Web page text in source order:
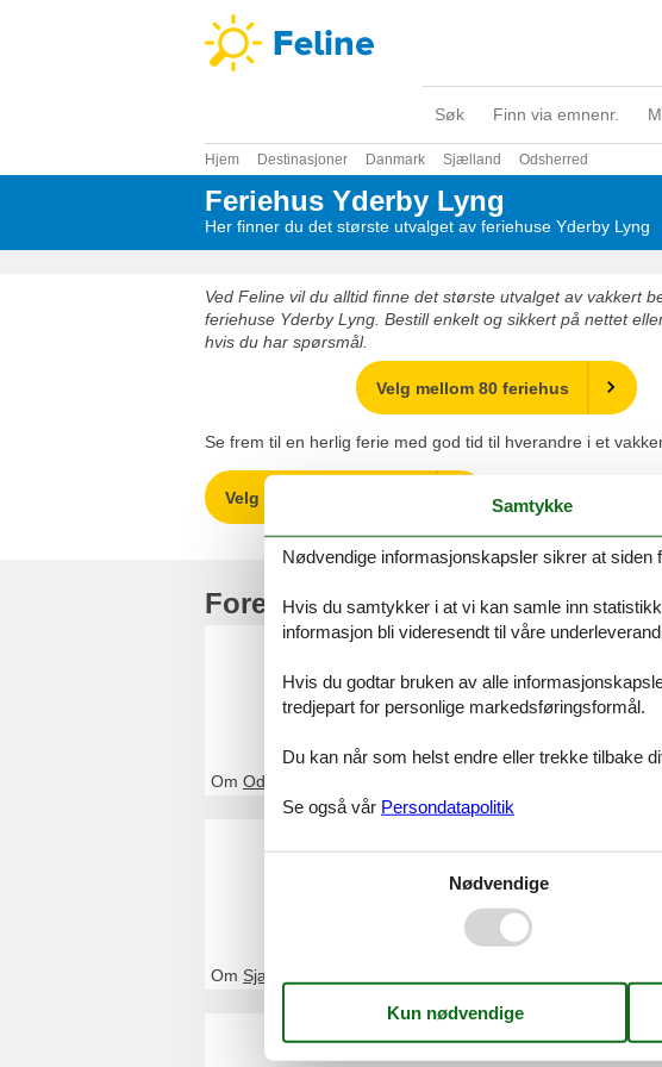
Søk Finn via emnenr.
Hjem Destinasjoner Danmark Sjælland Odsherred
Feriehus Yderby Lyng
Her finner du det største utvalget av feriehuse Yderby Lyng
Ved Feline vil du alltid finne det største utvalget av vakkert
feriehuse Yderby Lyng. Bestill enkelt og sikkert på nettet
hvis du har spørsmål.
Velg mellom 80 feriehus
Se frem til en herlig ferie med god tid til hverandre i et
Velg mellom 80 feriehus
Foreldre toppartikler
Ved Feline vil du alltid finne det
kontakt oss, hvis du har spørsmål.
Om Odsherred
Feriehus Sjælland
Ved Feline vil du alltid finne det
kontakt oss, hvis du har spørsmål.
Om Sjælland
Feriehus Danmark
Samtykke
Nødvendige informasjonskapsler sikrer at siden
Hvis du samtykker i at vi kan samle inn
informasjon bli videresendt til våre
Hvis du godtar bruken av alle
tredjepart for personlige markedsføringsformål.
Du kan når som helst endre eller trekke tilbake
Se også vår Persondatapolitik
Nødvendige